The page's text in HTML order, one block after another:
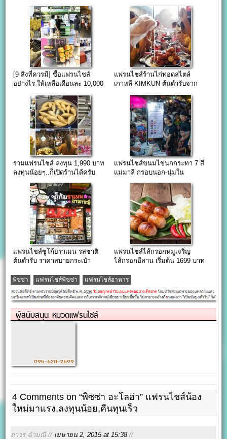
[9 สิ่งที่ควรมี] ซื้อแฟรนไชส์
อย่างไร ให้เหลือเดือนละ 10,000
แฟรนไชส์ร้านไก่ทอดสไตล์
เกาหลี KIMKUN ต้นตำรับจาก
รวมแฟรนไชส์ ลงทุน 1,990 บาท
ลงทุนน้อยๆ..ก็เปิดร้านได้ครับ
แฟรนไชส์ขนมไข่นกกระทา 7 สี
แม่มาลี กรอบนอก-นุ่มใน
แฟรนไชส์ซูโก้ยราเมน รสชาติ
ต้นตำรับ ราคาสบายกระเป๋า
แฟรนไชส์ไส้กรอกหมูเจริญ
ไส้กรอกอีสาน เริ่มต้น 1699 บาท
พิซซ่า แฟรนไชส์พิซซ่า แฟรนไชส์อาหาร
ผู้สนับสนุน หมวดแฟรนไชส์
4 Comments on “พิซซ่า อะโลฮ่า” แฟรนไชส์น้อง
ใหม่มาแรง,ลงทุนน้อย,คืนทุนเร็ว
ถาวร ฉำมณี // เมษายน 2, 2015 at 15:38 //